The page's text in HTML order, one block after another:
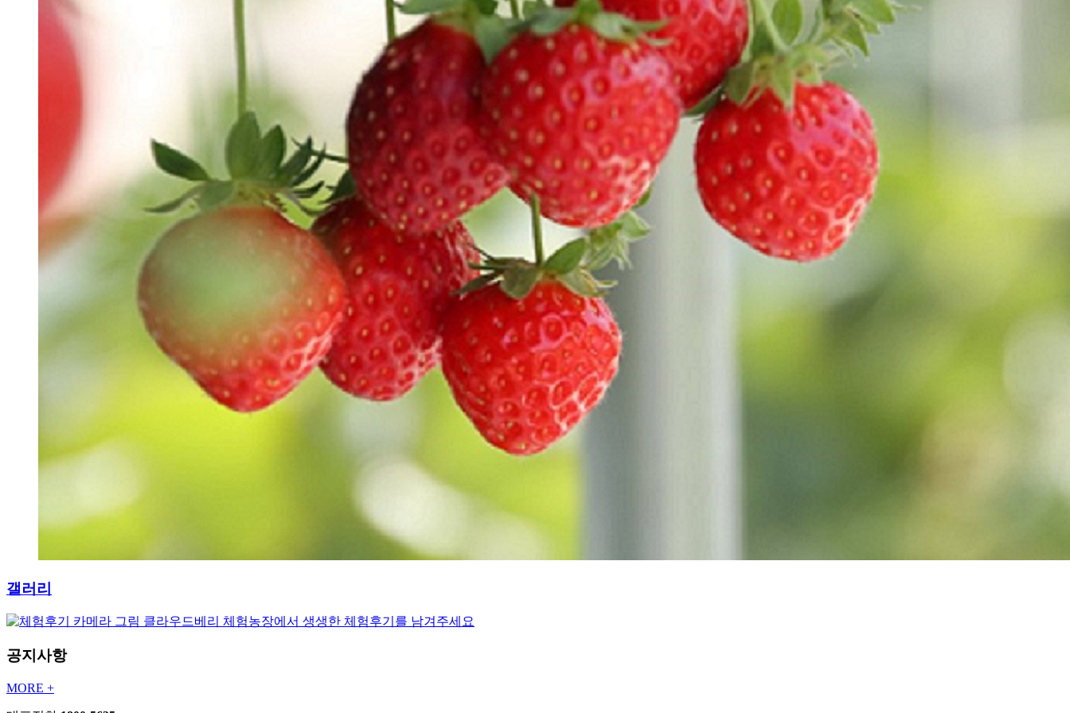
갤러리
클라우드베리 체험농장에서 생생한 체험후기를 남겨주세요
공지사항
MORE +